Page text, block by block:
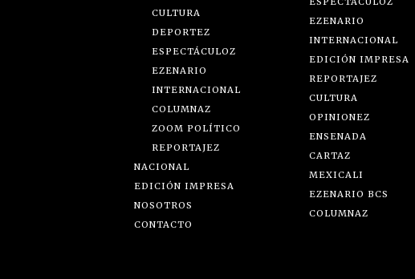
CULTURA
DEPORTEZ
ESPECTÁCULOZ
EZENARIO
INTERNACIONAL
COLUMNAZ
ZOOM POLÍTICO
REPORTAJEZ
NACIONAL
EDICIÓN IMPRESA
NOSOTROS
CONTACTO
EZENARIO
INTERNACIONAL
EDICIÓN IMPRESA
REPORTAJEZ
CULTURA
OPINIONEZ
ENSENADA
CARTAZ
MEXICALI
EZENARIO BCS
COLUMNAZ